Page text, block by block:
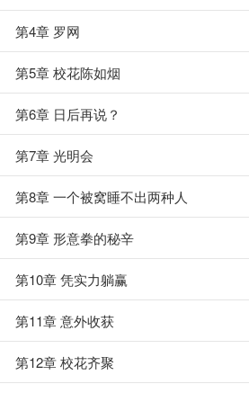
第4章 罗网
第5章 校花陈如烟
第6章 日后再说？
第7章 光明会
第8章 一个被窝睡不出两种人
第9章 形意拳的秘辛
第10章 凭实力躺赢
第11章 意外收获
第12章 校花齐聚